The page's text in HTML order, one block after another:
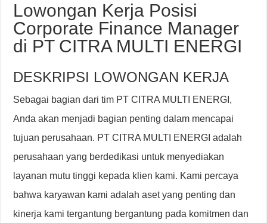
Lowongan Kerja Posisi
Corporate Finance Manager
di PT CITRA MULTI ENERGI
DESKRIPSI LOWONGAN KERJA
Sebagai bagian dari tim PT CITRA MULTI ENERGI,
Anda akan menjadi bagian penting dalam mencapai
tujuan perusahaan. PT CITRA MULTI ENERGI adalah
perusahaan yang berdedikasi untuk menyediakan
layanan mutu tinggi kepada klien kami. Kami percaya
bahwa karyawan kami adalah aset yang penting dan
kinerja kami tergantung bergantung pada komitmen dan